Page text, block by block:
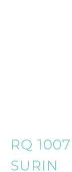
RQ
SURIN